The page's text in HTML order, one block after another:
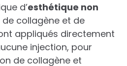
d’esthétique non
de collagène et de
appliqués directement
injection, pour
de collagène et